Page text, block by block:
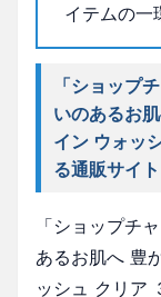
イテムの一
「ショップ
いのあるお
イン ウォッ
る通販サイ
「ショップチ
あるお肌へ 豊
ッシュ クリア